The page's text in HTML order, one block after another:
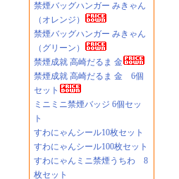
禁煙バッグハンガー みきゃん
（オレンジ）
禁煙バッグハンガー みきゃん
（グリーン）
禁煙成就 高崎だるま 金
禁煙成就 高崎だるま 金 6個
セット
ミニミニ禁煙バッジ 6個セッ
ト
すわにゃんシール10枚セット
すわにゃんシール100枚セット
すわにゃんミニ禁煙うちわ 8
枚セット